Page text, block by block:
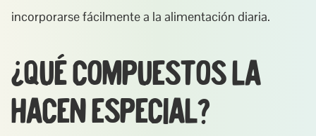
incorporarse fácilmente a la alimentación diaria.
¿Qué compuestos la
hacen especial?